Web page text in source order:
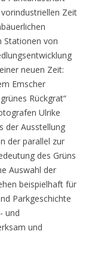
Zeit
Stationen von
neuen Zeit:
Emscher
Rückgrat“
Ulrike
der Ausstellung
der parallel zur
des Grüns
Auswahl der
beispielhaft für
Parkgeschichte
und
und